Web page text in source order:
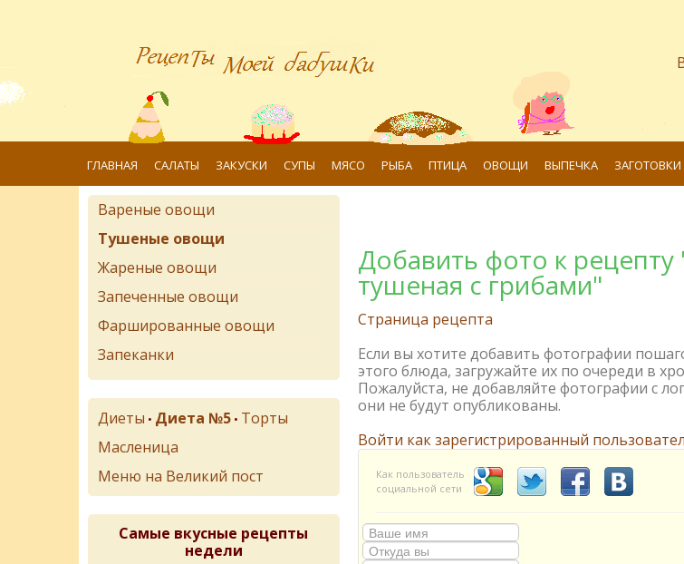
ГЛАВНАЯ САЛАТЫ ЗАКУСКИ СУПЫ МЯСО РЫБА ПТИЦА ОВОЩИ ВЫПЕЧКА ЗАГОТОВКИ
Добавить фото к
тушеная с грибами"
Страница рецепта
Если вы хотите добавить фотографии
этого блюда, загружайте их по очереди в
Пожалуйста, не добавляйте фотографии с
они не будут опубликованы.
Войти как зарегистрированный
Как пользователь
социальной сети
Вареные овощи
Тушеные овощи
Жареные овощи
Запеченные овощи
Фаршированные овощи
Запеканки
Диеты • Диета №5 • Торты
Масленица
Меню на Великий пост
Самые вкусные рецепты
недели